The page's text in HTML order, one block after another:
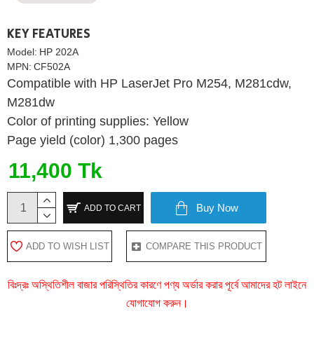
KEY FEATURES
Model: HP 202A
MPN: CF502A
Compatible with HP LaserJet Pro M254, M281cdw,
M281dw
Color of printing supplies: Yellow
Page yield (color) 1,300 pages
11,400 Tk
ADD TO CART Buy Now
ADD TO WISH LIST COMPARE THIS PRODUCT
বিঃদ্রঃ অস্থিতিশীল বাজার পরিস্থিতির কারণে পণ্য অর্ডার করার পূর্বে আমাদের হট লাইনে
যোগাযোগ করুন।